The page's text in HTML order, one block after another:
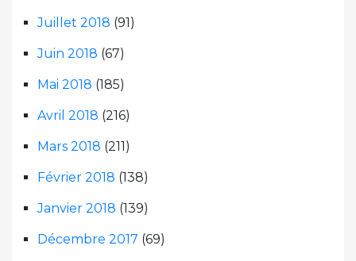
Juillet 2018 (91)
Juin 2018 (67)
Mai 2018 (185)
Avril 2018 (216)
Mars 2018 (211)
Février 2018 (138)
Janvier 2018 (139)
Décembre 2017 (69)